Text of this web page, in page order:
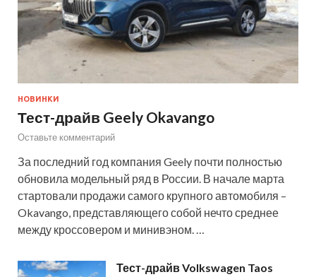
НОВИНКИ
Тест-драйв Geely Okavango
Оставьте комментарий
За последний год компания Geely почти полностью
обновила модельный ряд в России. В начале марта
стартовали продажи самого крупного автомобиля –
Okavango, представляющего собой нечто среднее
между кроссовером и минивэном. …
Тест-драйв Volkswagen Taos